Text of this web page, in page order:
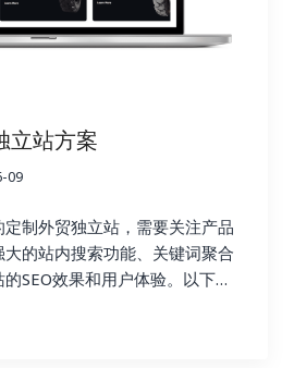
立站方案
09
制外贸独立站，需要关注产品
的站内搜索功能、关键词聚合
SEO效果和用户体验。以下是
面进行展开。